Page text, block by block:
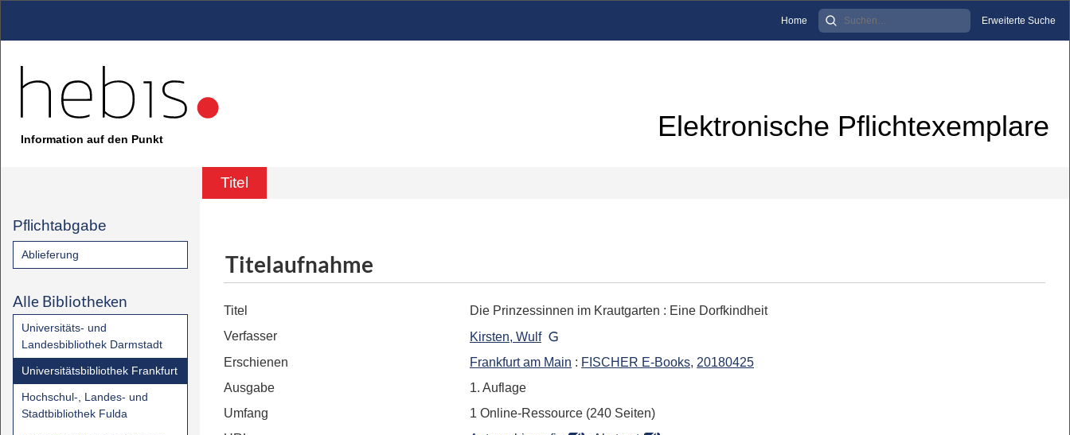
Home Erweiterte Suche
Information auf den Punkt Elektronische Pflichtexemplare
Titel
Pflichtabgabe
Ablieferung
Alle Bibliotheken
Universitäts- und
Landesbibliothek Darmstadt
Universitätsbibliothek Frankfurt
Hochschul-, Landes- und
Stadtbibliothek Fulda
Titelaufnahme
Titel Die Prinzessinnen im Krautgarten : Eine Dorfkindheit
Verfasser
Kirsten, Wulf
Erschienen
Frankfurt am Main : FISCHER E-Books, 20180425
Ausgabe
1. Auflage
Umfang
1 Online-Ressource (240 Seiten)